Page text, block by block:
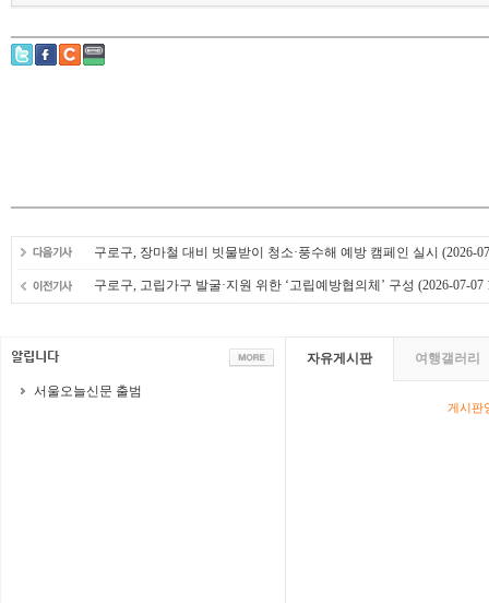
구로구, 장마철 대비 빗물받이 청소·풍수해 예방 캠페인 실시 (2026-
구로구, 고립가구 발굴·지원 위한 ‘고립예방협의체’ 구성 (2026-07-07
서울오늘신문 출범
자유게시판 여행갤러리
게시판